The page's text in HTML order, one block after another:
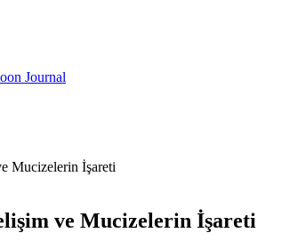
Journal
Mucizelerin İşareti
ve Mucizelerin İşareti